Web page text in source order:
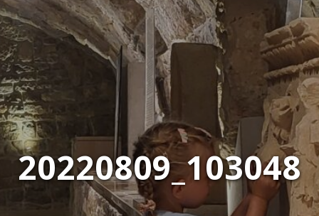
20220809_103048